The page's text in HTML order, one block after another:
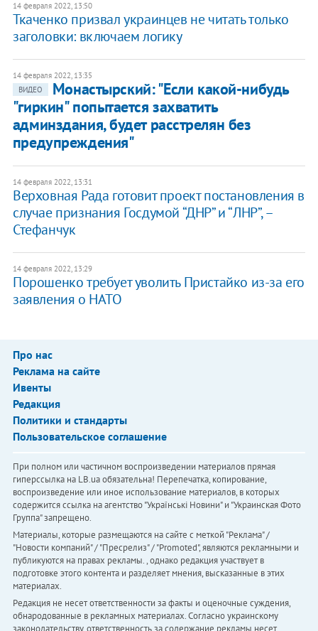
14 февраля 2022, 13:50
Ткаченко призвал украинцев не читать только
заголовки: включаем логику
14 февраля 2022, 13:35
ВИДЕО
Монастырский: "Если какой-нибудь
"гиркин" попытается захватить
админздания, будет расстрелян без
предупреждения"
14 февраля 2022, 13:31
Верховная Рада готовит проект постановления в
случае признания Госдумой “ДНР” и “ЛНР”, –
Стефанчук
14 февраля 2022, 13:29
Порошенко требует уволить Пристайко из-за его
заявления о НАТО
Про нас
Реклама на сайте
Ивенты
Редакция
Политики и стандарты
Пользовательское соглашение
При полном или частичном воспроизведении материалов прямая
гиперссылка на LB.ua обязательна! Перепечатка, копирование,
воспроизведение или иное использование материалов, в которых
содержится ссылка на агентство "Українськi Новини" и "Украинская Фото
Группа" запрещено.
Материалы, которые размещаются на сайте с меткой "Реклама" /
"Новости компаний" / "Пресрелиз" / "Promoted", являются рекламными и
публикуются на правах рекламы. , однако редакция участвует в
подготовке этого контента и разделяет мнения, высказанные в этих
материалах.
Редакция не несет ответственности за факты и оценочные суждения,
обнародованные в рекламных материалах. Согласно украинскому